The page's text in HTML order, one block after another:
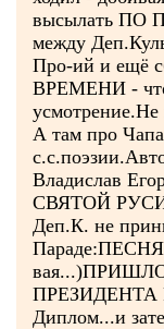
высылать ПО
между
Про-ий и ещё
ВРЕМЕНИ -
А там про
Владислав
СВЯТОЙ
Деп.К. не
ПРЕЗИДЕНТА
Диплом...и